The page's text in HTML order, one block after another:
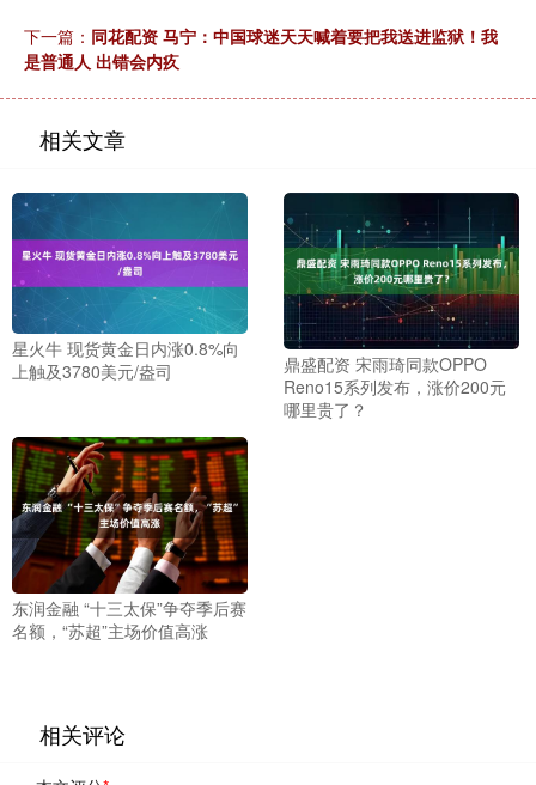
下一篇： 同花配资 马宁：中国球迷天天喊着要把我送进监狱！我
是普通人 出错会内疚
相关文章
星火牛 现货黄金日内涨0.8%向
上触及3780美元/盎司
鼎盛配资 宋雨琦同款OPPO
Reno15系列发布，涨价200元
哪里贵了？
东润金融 “十三太保”争夺季后赛
名额，“苏超”主场价值高涨
相关评论